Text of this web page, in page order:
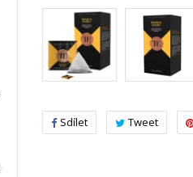
Sdílet Tweet